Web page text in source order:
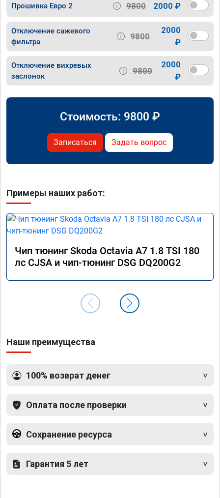
Прошивка Евро 2 9800 2000 ₽
Отключение сажевого
фильтра
9800
2000
₽
Отключение вихревых
заслонок
9800
2000
₽
Стоимость: 9800 ₽
Записаться Задать вопрос
Примеры наших работ:
Чип тюнинг Skoda Octavia A7 1.8 TSI 180
лс CJSA и чип-тюнинг DSG DQ200G2
Наши преимущества
100% возврат денег
Оплата после проверки
Сохранение ресурса
Гарантия 5 лет